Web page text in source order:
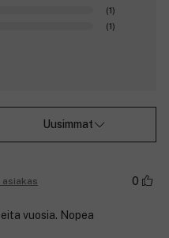
(1)
(1)
Uusimmat
asiakas 0
vuosia. Nopea